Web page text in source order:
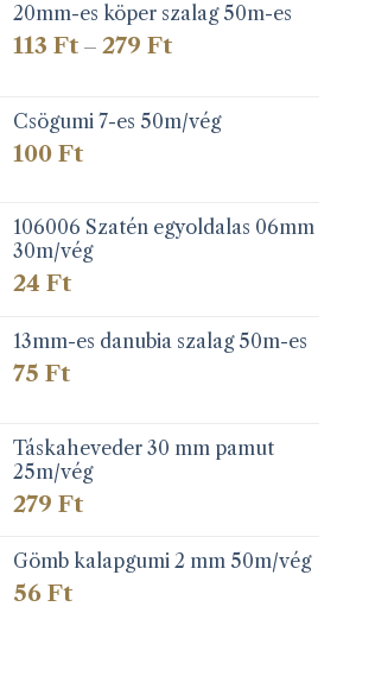
20mm-es köper szalag 50m-es
113Ft – 279FtÁrtartomány:
279 Ft
Csögumi 7-es 50m/vég
100Ft
106006 Szatén egyoldalas 06mm
30m/vég
24Ft
13mm-es danubia szalag 50m-es
75Ft
Táskaheveder 30 mm pamut
25m/vég
279Ft
Gömb kalapgumi 2 mm 50m/vég
56Ft